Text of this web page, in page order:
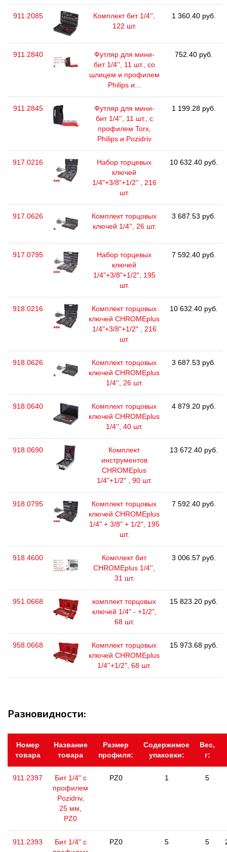
911.2085
Комплект бит 1/4'',
122 шт.
1 360.40 руб.
911.2840
Футляр для мини-
бит 1/4'', 11 шт., со
шлицем и профилем
Philips и...
752.40 руб.
911.2845
Футляр для мини-
бит 1/4'', 11 шт., с
профилем Torx,
Philips и Pozidriv
1 199.28 руб.
917.0216
Набор торцевых
ключей
1/4"+3/8"+1/2" , 216
шт.
10 632.40 руб.
917.0626
Комплект торцовых
ключей 1/4'', 26 шт.
3 687.53 руб.
917.0795
Набор торцевых
ключей
1/4"+3/8"+1/2", 195
шт.
7 592.40 руб.
918.0216
Комплект торцовых
ключей CHROMEplus
1/4"+3/8"+1/2" , 216
шт.
10 632.40 руб.
918.0626
Комплект торцовых
ключей CHROMEplus
1/4'', 26 шт.
3 687.53 руб.
918.0640
Комплект торцовых
ключей CHROMEplus
1/4'', 40 шт.
4 879.20 руб.
918.0690
Комплект
инструментов
CHROMEplus
1/4"+1/2" , 90 шт.
13 672.40 руб.
918.0795
Комплект торцовых
ключей CHROMEplus
1/4" + 3/8" + 1/2", 195
шт.
7 592.40 руб.
918.4600
Комплект бит
CHROMEplus 1/4'',
31 шт.
3 006.57 руб.
951.0668
комплект торцовых
ключей 1/4" - +1/2",
68 шт.
15 823.20 руб.
958.0668
Комплект торцовых
ключей CHROMEplus
1/4''+1/2", 68 шт.
15 973.68 руб.
Разновидности:
Номер
товара
Название
товара
Размер
профиля:
Содержимое
упаковки:
Вес,
г:
911.2397
Бит 1/4" с
профилем
Pozidriv,
25 мм,
PZ0
PZ0 1 5
911.2393
Бит 1/4" с
PZ0 5 5